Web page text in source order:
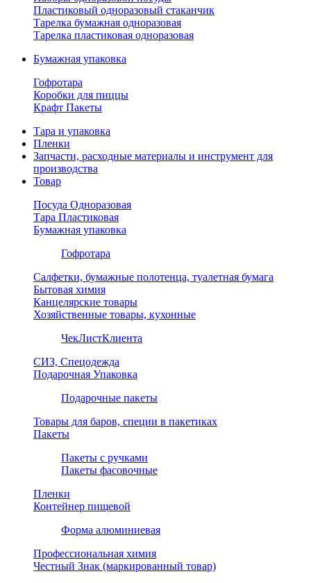
Пластиковый одноразовый стаканчик
Тарелка бумажная одноразовая
Тарелка пластиковая одноразовая
Бумажная упаковка
Гофротара
Коробки для пиццы
Крафт Пакеты
Тара и упаковка
Пленки
Запчасти, расходные материалы и инструмент для
производства
Товар
Посуда Одноразовая
Тара Пластиковая
Бумажная упаковка
Гофротара
Салфетки, бумажные полотенца, туалетная бумага
Бытовая химия
Канцелярские товары
Хозяйственные товары, кухонные
ЧекЛистКлиента
СИЗ, Спецодежда
Подарочная Упаковка
Подарочные пакеты
Товары для баров, специи в пакетиках
Пакеты
Пакеты с ручками
Пакеты фасовочные
Пленки
Контейнер пищевой
Форма алюминиевая
Профессиональная химия
Честный Знак (маркированный товар)